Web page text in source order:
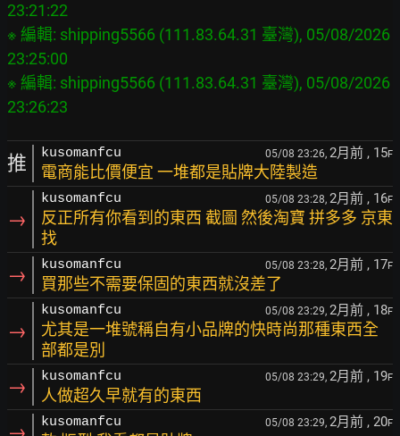
23:21:22
※ 編輯: shipping5566 (111.83.64.31 臺灣), 05/08/2026
23:25:00
※ 編輯: shipping5566 (111.83.64.31 臺灣), 05/08/2026
推 kusomanfcu 05/08 23:26, 2月前 , 15F
電商能比價便宜 一堆都是貼牌大陸製造
→
kusomanfcu 05/08 23:28, 2月前 , 16F
反正所有你看到的東西 截圖 然後淘寶 拼多多 京東
找
→ kusomanfcu 05/08 23:28, 2月前 , 17F
買那些不需要保固的東西就沒差了
→
kusomanfcu 05/08 23:29, 2月前 , 18F
尤其是一堆號稱自有小品牌的快時尚那種東西全
部都是別
→ kusomanfcu 05/08 23:29, 2月前 , 19F
人做超久早就有的東西
kusomanfcu 05/08 23:29, 2月前 , 20F